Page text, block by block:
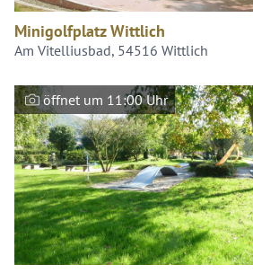
Minigolfplatz Wittlich
Am Vitelliusbad, 54516 Wittlich
öffnet um 11:00 Uhr